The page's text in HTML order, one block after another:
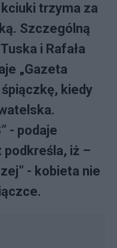
trzyma za
Szczególną
i Rafała
„Gazeta
śpiączkę, kiedy
- podaje
iż –
- kobieta nie